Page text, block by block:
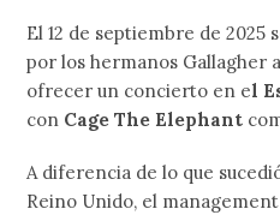
El 12 de septiembre de 2025
por los hermanos Gallagher
ofrecer un concierto en el
con Cage The Elephant
A diferencia de lo que
Reino Unido, el